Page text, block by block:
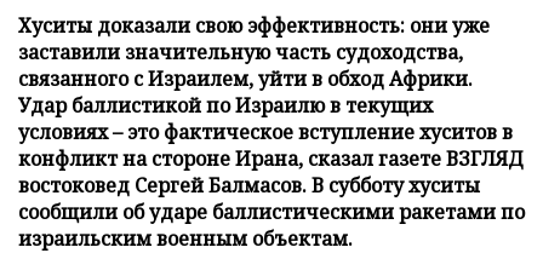
Хуситы доказали свою эффективность: они уже
заставили значительную часть судоходства,
связанного с Израилем, уйти в обход Африки.
Удар баллистикой по Израилю в текущих
условиях – это фактическое вступление хуситов в
конфликт на стороне Ирана, сказал газете ВЗГЛЯД
востоковед Сергей Балмасов. В субботу хуситы
сообщили об ударе баллистическими ракетами по
израильским военным объектам.